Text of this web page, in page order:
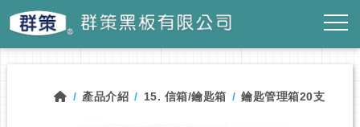
產品介紹 15. 信箱/鑰匙箱 鑰匙管理箱20支